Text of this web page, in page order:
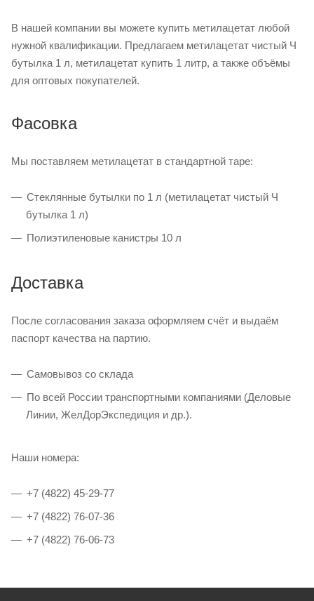
В нашей компании вы можете купить метилацетат любой
нужной квалификации. Предлагаем метилацетат чистый Ч
бутылка 1 л, метилацетат купить 1 литр, а также объёмы
для оптовых покупателей.
Фасовка
Мы поставляем метилацетат в стандартной таре:
Стеклянные бутылки по 1 л (метилацетат чистый Ч
бутылка 1 л)
Полиэтиленовые канистры 10 л
Доставка
После согласования заказа оформляем счёт и выдаём
паспорт качества на партию.
Самовывоз со склада
По всей России транспортными компаниями (Деловые
Линии, ЖелДорЭкспедиция и др.).
Наши номера:
+7 (4822) 45-29-77
+7 (4822) 76-07-36
+7 (4822) 76-06-73